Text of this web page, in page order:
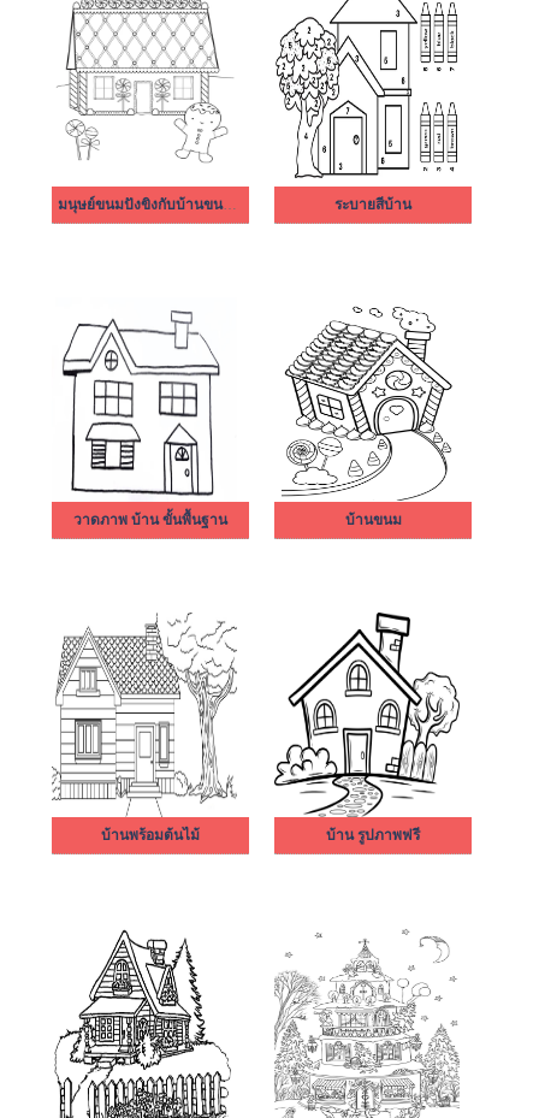
มนุษย์ขนมปังขิงกับบ้านขนมปังขิง ระบายสีบ้าน
วาดภาพ บ้าน ขั้นพื้นฐาน บ้านขนม
บ้านพร้อมต้นไม้ บ้าน รูปภาพฟรี